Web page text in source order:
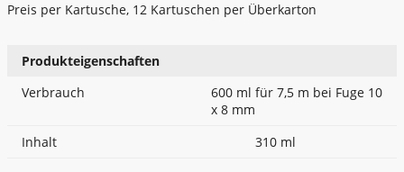
ZUR GESAMTÜBERSICHT
Preis per Kartusche, 12 Kartuschen per Überkarton
Produkteigenschaften
Verbrauch
600 ml für 7,5 m bei Fuge 10
x 8 mm
Inhalt
310 ml